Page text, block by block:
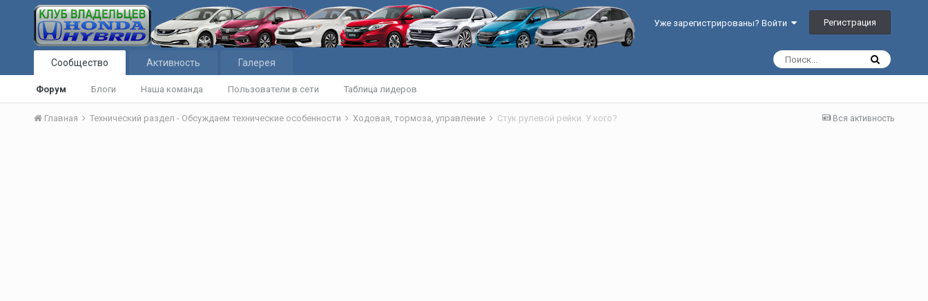
Уже зарегистрированы? Войти Регистрация
Сообщество
Форум Блоги Наша команда Пользователи в сети Таблица лидеров
Активность Галерея
Вся активность
Главная Технический раздел - Обсуждаем технические особенности Ходовая, тормоза, управление Стук рулевой рейки. У кого?